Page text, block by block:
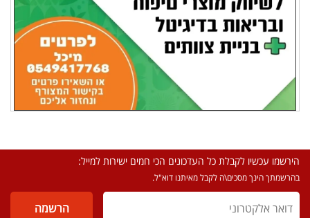
הירשמו עכשיו לקבלת כל העדכונים הכי חמים ישירות למייל:
בהרשמתך הינך מסכים\ה לקבל מאיתנו דוא"ל.